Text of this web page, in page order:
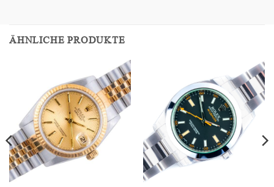
ÄHNLICHE PRODUKTE
Add to
wishlist
Add to
wishlist